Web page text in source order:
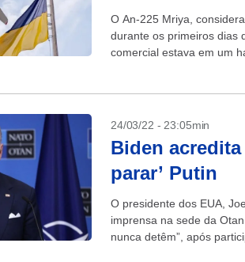
O An-225 Mriya,
durante os primeiros dias
comercial estava em um
24/03/22 - 23:05min
Biden acredita
parar’ Putin
O presidente dos EUA,
imprensa na sede da
nunca detêm”, após